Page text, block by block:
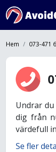
Hem 073-471
Undrar
dig från
värdefull
Se fler